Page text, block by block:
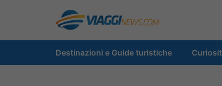
contenuto
Destinazioni e Guide turistiche